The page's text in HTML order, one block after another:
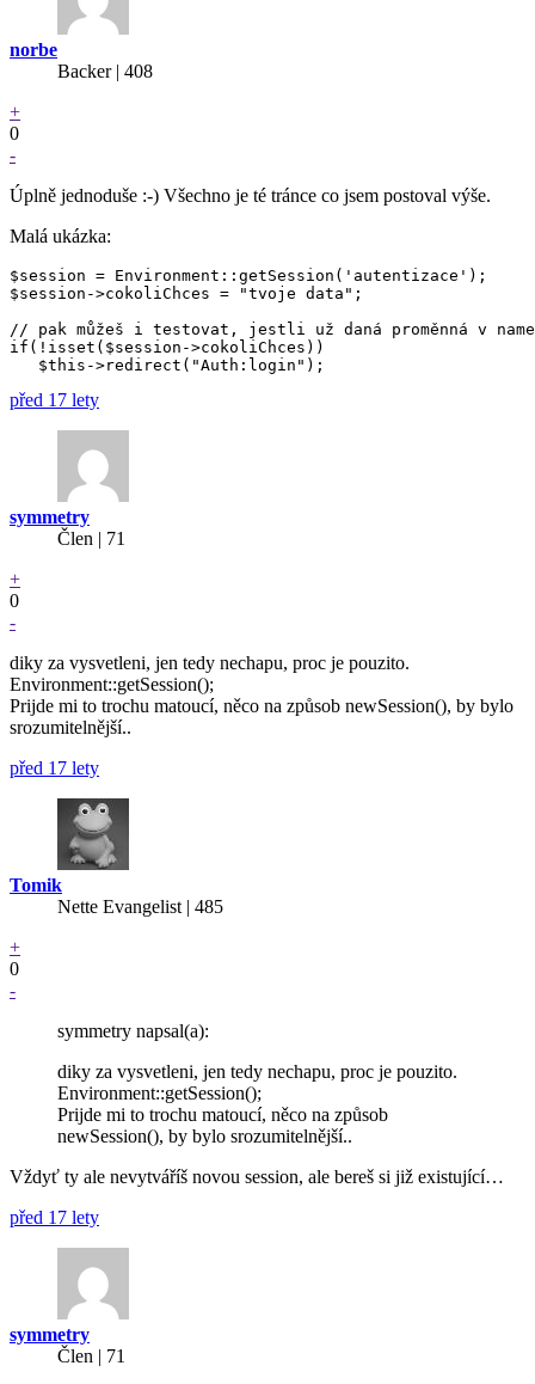
norbe
Backer| 408
+
0
-
Úplně jednoduše :-) Všechno je té tránce co jsem postoval výše.
Malá ukázka:
$session = Environment::getSession('autentizace');
$session->cokoliChces = "tvoje data";
// pak můžeš i testovat, jestli už daná proměnná v
if(!isset($session->cokoliChces))
před 17 lety
symmetry
Člen | 71
+
0
-
diky za vysvetleni, jen tedy nechapu, proc je pouzito.
Environment::getSession();
Prijde mi to trochu matoucí, něco na způsob newSession(), by bylo
srozumitelnější..
před 17 lety
Tomik
Nette Evangelist | 485
+
0
-
symmetry napsal(a):
diky za vysvetleni, jen tedy nechapu, proc je pouzito.
Environment::getSession();
Prijde mi to trochu matoucí, něco na způsob
newSession(), by bylo srozumitelnější..
Vždyť ty ale nevytváříš novou session, ale bereš si již existující…
před 17 lety
symmetry
Člen | 71